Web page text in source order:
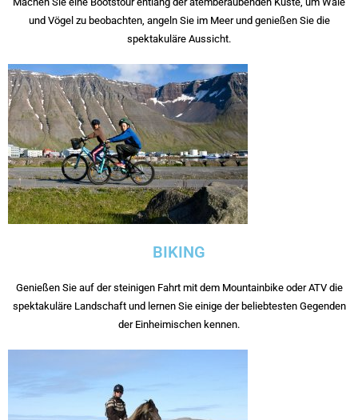
und Vögel zu beobachten, angeln Sie im Meer und genießen Sie die
spektakuläre Aussicht.
BIKING
Genießen Sie auf der steinigen Fahrt mit dem Mountainbike oder ATV die
spektakuläre Landschaft und lernen Sie einige der beliebtesten Gegenden
der Einheimischen kennen.